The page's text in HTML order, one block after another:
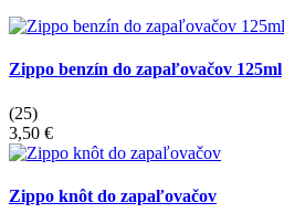
Zippo benzín do zapaľovačov 125ml
(25)
3,50 €
Zippo knôt do zapaľovačov